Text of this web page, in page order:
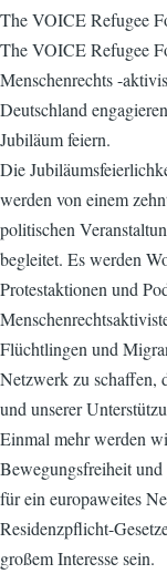
The VOICE Refugee
The VOICE Refugee
Menschenrechts -
Deutschland
Jubiläum feiern.
Die
werden von einem
politischen
begleitet. Es werden
Protestaktionen und
Flüchtlingen und
Netzwerk zu schaffen,
und unserer
Einmal mehr werden
Bewegungsfreiheit
für ein europaweites
Residenzpflicht-
großem Interesse sein.